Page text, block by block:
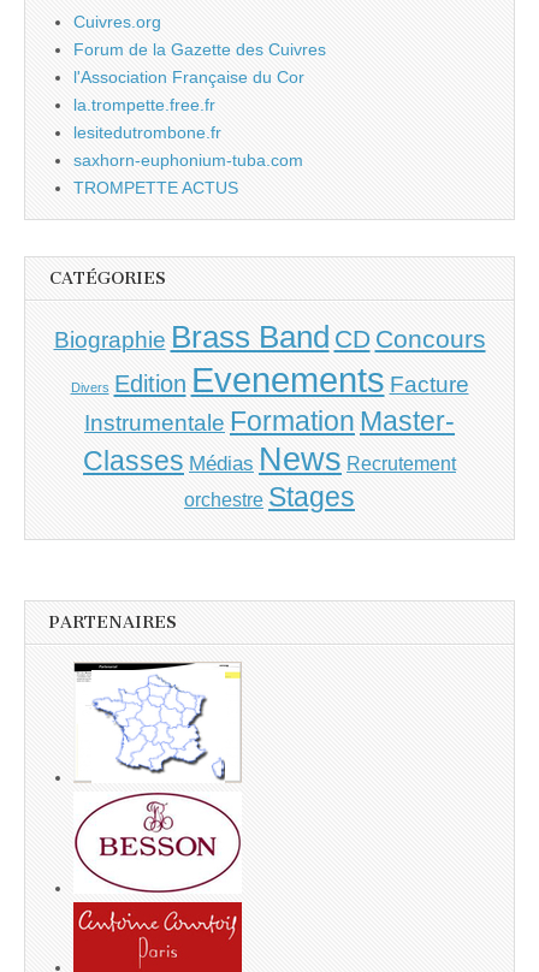
Cuivres.org
Forum de la Gazette des Cuivres
l'Association Française du Cor
la.trompette.free.fr
lesitedutrombone.fr
saxhorn-euphonium-tuba.com
TROMPETTE ACTUS
CATÉGORIES
Biographie Brass Band CD Concours
Divers Edition Evenements Facture
Instrumentale Formation Master-
Classes Médias News Recrutement
orchestre Stages
PARTENAIRES